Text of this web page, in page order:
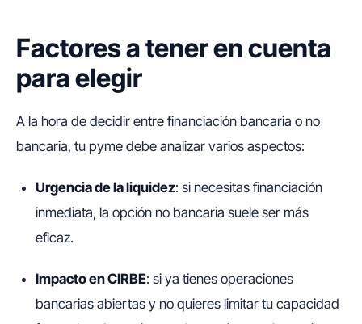
Factores a tener en cuenta
para elegir
A la hora de decidir entre financiación bancaria o no
bancaria, tu pyme debe analizar varios aspectos:
Urgencia de la liquidez: si necesitas financiación
inmediata, la opción no bancaria suele ser más
eficaz.
Impacto en CIRBE: si ya tienes operaciones
bancarias abiertas y no quieres limitar tu capacidad